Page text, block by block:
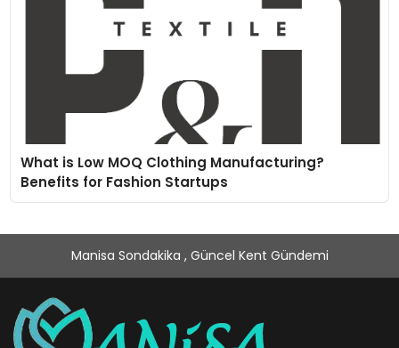
What is Low MOQ Clothing Manufacturing?
Benefits for Fashion Startups
Manisa Sondakika , Güncel Kent Gündemi